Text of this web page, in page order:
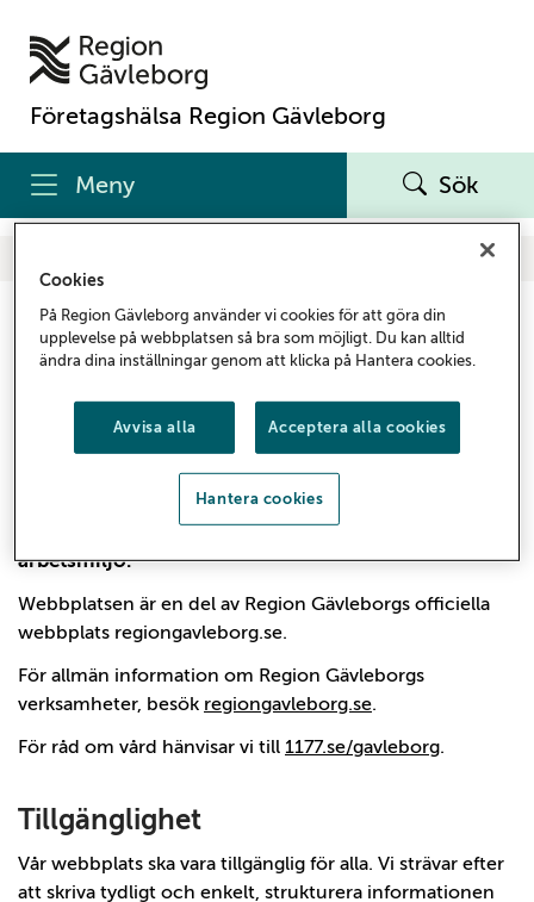
Företagshälsa Region Gävleborg
Meny Sök
Om webbplatsen
innehåller information om företagshälsans tjänster
inom arbetsmiljö, hälsa och arbetslivsinriktad
rehabilitering. Här finns stöd för Region Gävleborg,
anslutna kommuner och kommunala bolag i arbetet
med att skapa hållbara arbetsplatser och en god
arbetsmiljö.
Webbplatsen är en del av Region Gävleborgs officiella
webbplats regiongavleborg.se.
För allmän information om Region Gävleborgs
verksamheter, besök regiongavleborg.se.
För råd om vård hänvisar vi till 1177.se/gavleborg.
Tillgänglighet
Vår webbplats ska vara tillgänglig för alla. Vi strävar efter
att skriva tydligt och enkelt, strukturera informationen
Cookies
På Region Gävleborg använder vi cookies för att göra din
upplevelse på webbplatsen så bra som möjligt. Du kan alltid
ändra dina inställningar genom att klicka på Hantera cookies.
Avvisa alla Acceptera alla cookies
Hantera cookies